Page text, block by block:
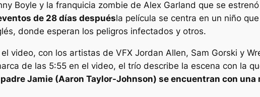
Boyle y la franquicia zombie de Alex Garland que se
de 28 días despuésla película se centra en un niño
donde esperan los peligros infectados y otros.
video, con los artistas de VFX Jordan Allen, Sam Gorski y
de las 5:55 en el video, el trío describe la escena con la
Jamie (Aaron Taylor-Johnson) se encuentran con una